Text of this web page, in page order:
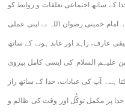
کے ساتھ اجتماعی تعلقات و روابط کو
خمینی رضوان اللہ نے اپنی عملی
عارف، زاہد اور عابد ہونے کے ساتھ
علیہم السلام کی ایسی کامل پیروی
ہے۔ آپ کی عبادات، خدا کے ساتھ راز
خدا پر مکمل توکُّل اور وقت کی ظالم و